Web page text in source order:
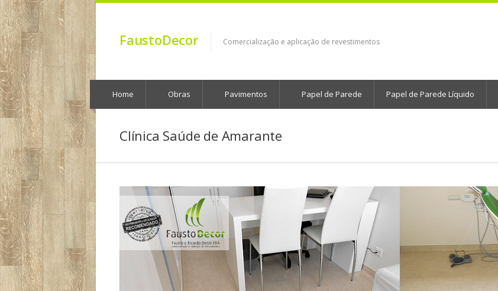
FaustoDecor Comercialização e aplicação de revestimentos
Home Obras Pavimentos Papel de Parede Papel de Parede Líquido
Clínica Saúde de Amarante